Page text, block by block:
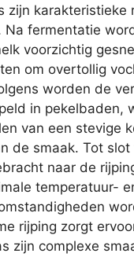
zijn karakteristieke
Na fermentatie
voorzichtig
om overtollig
worden de
in pekelbaden,
van een stevige
de smaak. Tot
naar de
temperatuur-
rijping zorgt
zijn complexe